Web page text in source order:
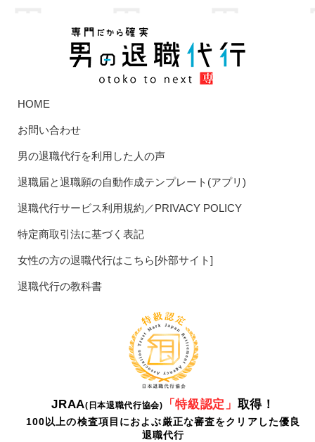
HOME
お問い合わせ
男の退職代行を利用した人の声
退職届と退職願の自動作成テンプレート(アプリ)
退職代行サービス利用規約／PRIVACY POLICY
特定商取引法に基づく表記
女性の方の退職代行はこちら[外部サイト]
退職代行の教科書
JRAA(日本退職代行協会) 「特級認定」 取得！
100以上の検査項目におよぶ厳正な審査をクリアした優良
退職代行